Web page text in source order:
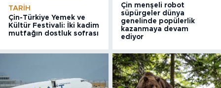
TARIH
Çin-Türkiye Yemek ve
Kültür Festivali: İki kadim
mutfağın dostluk sofrası
Çin menşeli robot
süpürgeler dünya
genelinde popülerlik
kazanmaya devam
ediyor